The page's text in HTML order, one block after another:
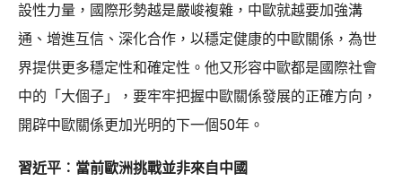
設性力量，國際形勢越是嚴峻複雜，中歐就越要加強溝
通、增進互信、深化合作，以穩定健康的中歐關係，為世
界提供更多穩定性和確定性。他又形容中歐都是國際社會
中的「大個子」，要牢牢把握中歐關係發展的正確方向，
開辟中歐關係更加光明的下一個50年。
習近平︰當前歐洲挑戰並非來自中國